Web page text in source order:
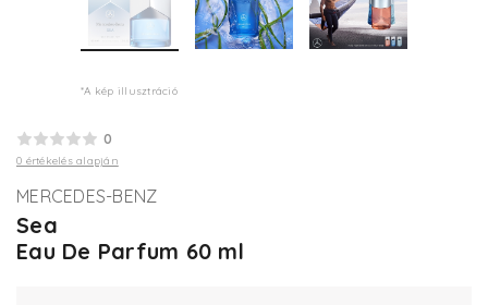
*A kép illusztráció
0
0 értékelés alapján
MERCEDES-BENZ
Sea
Eau De Parfum 60 ml